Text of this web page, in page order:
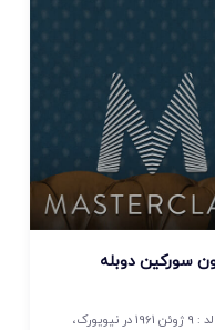
سورکین دوبله
آرون سورکین : Aaron Sorkin تاریخ تولد : 9 ژوئن 1961 در نیویورک،